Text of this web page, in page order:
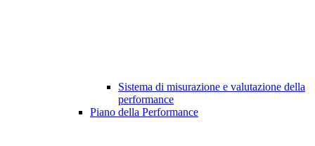
Sistema di misurazione e valutazione della
performance
Piano della Performance